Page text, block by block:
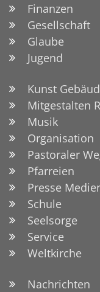
Finanzen
Gesellschaft
Glaube
Jugend
Kunst
Mitgestalten
Musik
Organisation
Pastoraler
Pfarreien
Presse
Schule
Seelsorge
Service
Weltkirche
Nachrichten